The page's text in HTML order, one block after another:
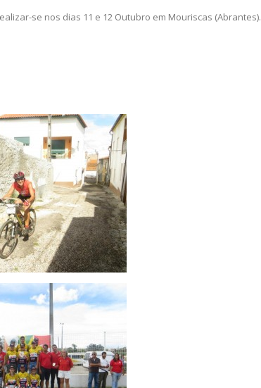
se nos dias 11 e 12 Outubro em Mouriscas (Abrantes).